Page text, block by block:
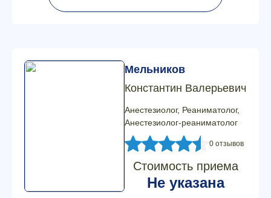
Мельников
Константин Валерьевич
Анестезиолог, Реаниматолог,
Анестезиолог-реаниматолог
0 отзывов
Стоимость приема
Не указана